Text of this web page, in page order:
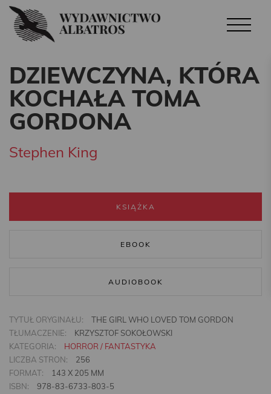
DZIEWCZYNA, KTÓRA
KOCHAŁA TOMA
GORDONA
Stephen King
KSIĄŻKA
EBOOK
AUDIOBOOK
TYTUŁ ORYGINAŁU:
THE GIRL WHO LOVED TOM GORDON
TŁUMACZENIE:
KRZYSZTOF SOKOŁOWSKI
KATEGORIA:
HORROR / FANTASTYKA
LICZBA STRON:
256
FORMAT:
143 X 205 MM
ISBN:
978-83-6733-803-5